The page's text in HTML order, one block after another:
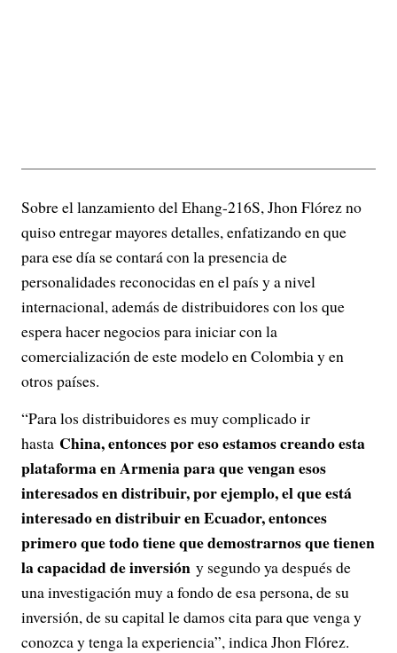
Sobre el lanzamiento del Ehang-216S, Jhon Flórez no
quiso entregar mayores detalles, enfatizando en que
para ese día se contará con la presencia de
personalidades reconocidas en el país y a nivel
internacional, además de distribuidores con los que
espera hacer negocios para iniciar con la
comercialización de este modelo en Colombia y en
otros países.
“Para los distribuidores es muy complicado ir
hasta China, entonces por eso estamos creando esta
plataforma en Armenia para que vengan esos
interesados en distribuir, por ejemplo, el que está
interesado en distribuir en Ecuador, entonces
primero que todo tiene que demostrarnos que tienen
la capacidad de inversión y segundo ya después de
una investigación muy a fondo de esa persona, de su
inversión, de su capital le damos cita para que venga y
conozca y tenga la experiencia”, indica Jhon Flórez.